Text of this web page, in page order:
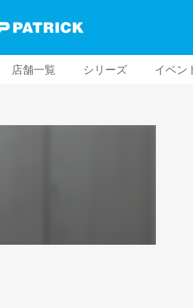
店舗一覧 シリーズ イベン